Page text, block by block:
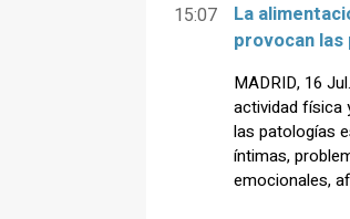
15:07
La
provocan
MADRID, 16
actividad física
las patologías
íntimas,
emocionales,